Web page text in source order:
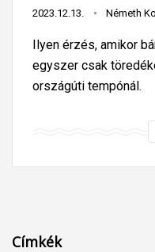
2023.12.13. Németh
Ilyen érzés, amikor
egyszer csak
országúti tempónál.
Címkék